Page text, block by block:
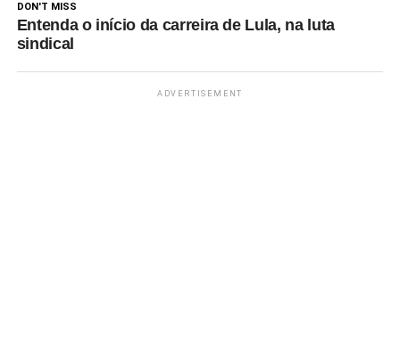
DON'T MISS
Entenda o início da carreira de Lula, na luta
sindical
ADVERTISEMENT